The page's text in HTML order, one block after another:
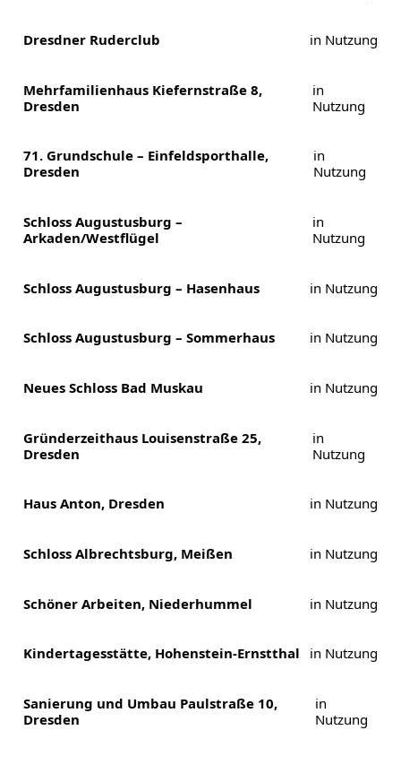
Dresdner Ruderclub in Nutzung
Mehrfamilienhaus Kiefernstraße 8,
Dresden
in
Nutzung
71. Grundschule – Einfeldsporthalle,
Dresden
in
Nutzung
Schloss Augustusburg –
Arkaden/Westflügel
in
Nutzung
Schloss Augustusburg – Hasenhaus in Nutzung
Schloss Augustusburg – Sommerhaus in Nutzung
Neues Schloss Bad Muskau in Nutzung
Gründerzeithaus Louisenstraße 25,
Dresden
in
Nutzung
Haus Anton, Dresden in Nutzung
Schloss Albrechtsburg, Meißen in Nutzung
Schöner Arbeiten, Niederhummel in Nutzung
Kindertagesstätte, Hohenstein-Ernstthal in Nutzung
Sanierung und Umbau Paulstraße 10,
Dresden
in
Nutzung